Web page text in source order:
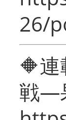
26/
🔶
戦―